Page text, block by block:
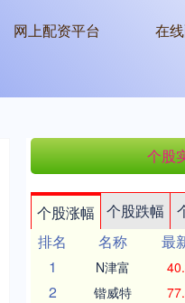
网上配资平台 在
个股
个股涨幅 个股跌幅
排名
名称 最
1
N津富
2 锴威特